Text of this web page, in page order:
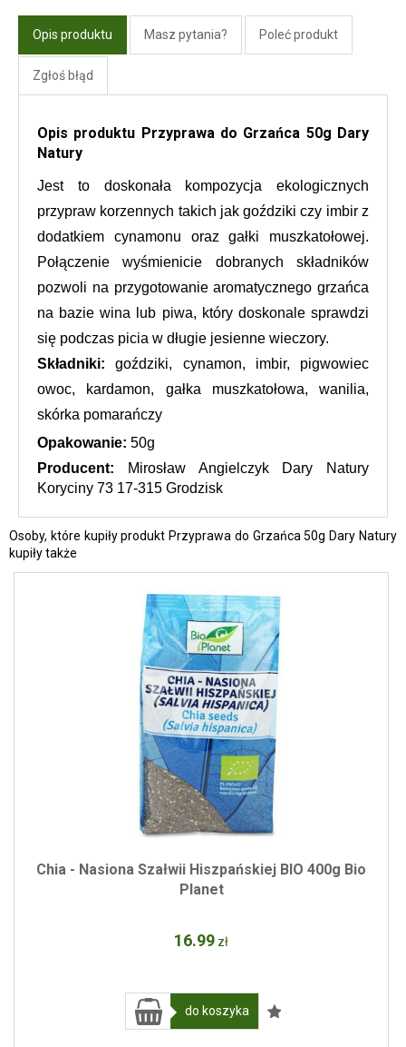
Opis produktu Masz pytania? Poleć produkt
Zgłoś błąd
Opis produktu Przyprawa do Grzańca 50g Dary
Natury
Jest to doskonała kompozycja ekologicznych
przypraw korzennych takich jak goździki czy imbir z
dodatkiem cynamonu oraz gałki muszkatołowej.
Połączenie wyśmienicie dobranych składników
pozwoli na przygotowanie aromatycznego grzańca
na bazie wina lub piwa, który doskonale sprawdzi
się podczas picia w długie jesienne wieczory.
Składniki: goździki, cynamon, imbir, pigwowiec
owoc, kardamon, gałka muszkatołowa, wanilia,
skórka pomarańczy
Opakowanie: 50g
Producent:
Mirosław Angielczyk Dary Natury
Koryciny 73 17-315 Grodzisk
Osoby, które kupiły produkt Przyprawa do Grzańca 50g Dary Natury
kupiły także
Chia - Nasiona Szałwii Hiszpańskiej BIO 400g Bio
Planet
16.99 zł
do koszyka